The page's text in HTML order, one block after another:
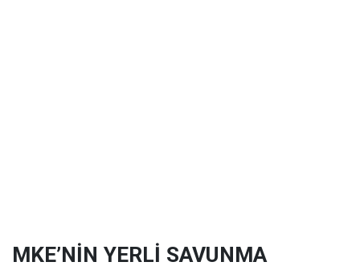
MKE’NİN YERLİ SAVUNMA